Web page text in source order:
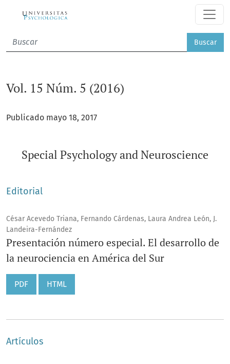
Buscar
Vol. 15 Núm. 5 (2016)
Publicado mayo 18, 2017
Special Psychology and Neuroscience
Editorial
César Acevedo Triana, Fernando Cárdenas, Laura Andrea León, J.
Landeira-Fernández
Presentación número especial. El desarrollo de
la neurociencia en América del Sur
PDF HTML
Artículos